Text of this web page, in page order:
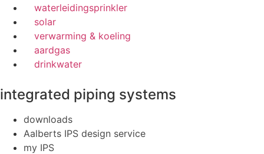
waterleidingsprinkler
solar
verwarming & koeling
aardgas
drinkwater
integrated piping systems
downloads
Aalberts IPS design service
my IPS